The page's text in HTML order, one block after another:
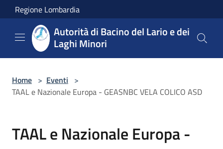
Salta al contenuto principale
Regione Lombardia
Autorità di Bacino del Lario e dei
Laghi Minori
Home > Eventi >
TAAL e Nazionale Europa - GEASNBC VELA COLICO ASD
TAAL e Nazionale Europa -